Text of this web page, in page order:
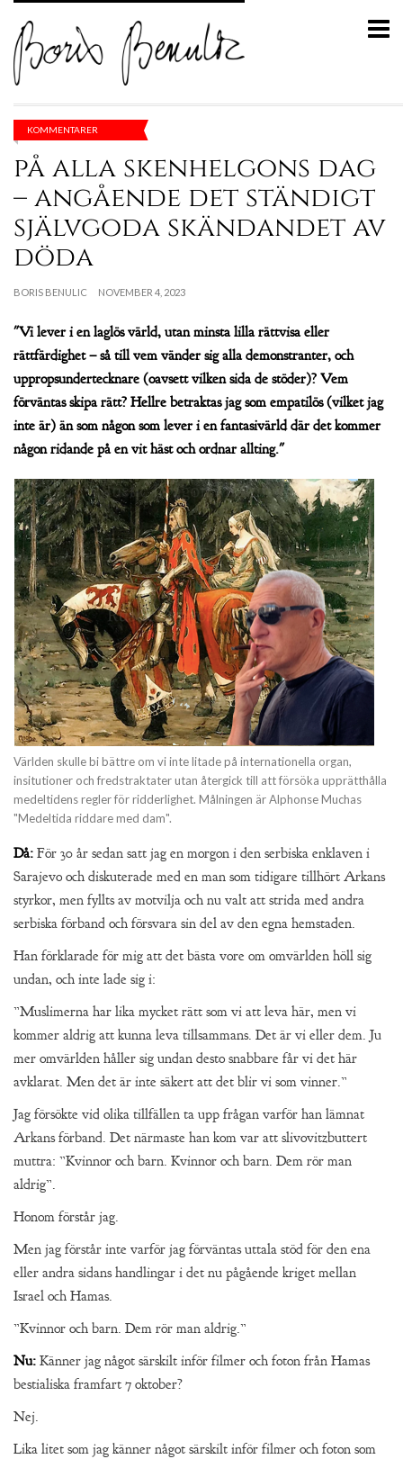
KOMMENTARER
på alla skenhelgons dag
– angående det ständigt
självgoda skändandet av
döda
BORIS BENULIC NOVEMBER 4, 2023
"Vi lever i en laglös värld, utan minsta lilla rättvisa eller
rättfärdighet – så till vem vänder sig alla demonstranter, och
uppropsundertecknare (oavsett vilken sida de stöder)? Vem
förväntas skipa rätt? Hellre betraktas jag som empatilös (vilket jag
inte är) än som någon som lever i en fantasivärld där det kommer
någon ridande på en vit häst och ordnar allting."
Världen skulle bi bättre om vi inte litade på internationella organ,
insitutioner och fredstraktater utan återgick till att försöka upprätthålla
medeltidens regler för ridderlighet. Målningen är Alphonse Muchas
"Medeltida riddare med dam".
Då: För 30 år sedan satt jag en morgon i den serbiska enklaven i
Sarajevo och diskuterade med en man som tidigare tillhört Arkans
styrkor, men fyllts av motvilja och nu valt att strida med andra
serbiska förband och försvara sin del av den egna hemstaden.
Han förklarade för mig att det bästa vore om omvärlden höll sig
undan, och inte lade sig i:
”Muslimerna har lika mycket rätt som vi att leva här, men vi
kommer aldrig att kunna leva tillsammans. Det är vi eller dem. Ju
mer omvärlden håller sig undan desto snabbare får vi det här
avklarat. Men det är inte säkert att det blir vi som vinner.”
Jag försökte vid olika tillfällen ta upp frågan varför han lämnat
Arkans förband. Det närmaste han kom var att slivovitzbuttert
muttra: ”Kvinnor och barn. Kvinnor och barn. Dem rör man
aldrig”.
Honom förstår jag.
Men jag förstår inte varför jag förväntas uttala stöd för den ena
eller andra sidans handlingar i det nu pågående kriget mellan
Israel och Hamas.
”Kvinnor och barn. Dem rör man aldrig.”
Nu: Känner jag något särskilt inför filmer och foton från Hamas
bestialiska framfart 7 oktober?
Nej.
Lika litet som jag känner något särskilt inför filmer och foton som